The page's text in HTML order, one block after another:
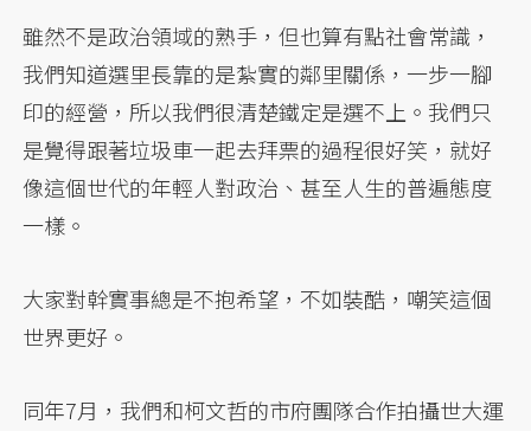
雖然不是政治領域的熟手，但也算有點社會常識，
我們知道選里長靠的是紮實的鄰里關係，一步一腳
印的經營，所以我們很清楚鐵定是選不上。我們只
是覺得跟著垃圾車一起去拜票的過程很好笑，就好
像這個世代的年輕人對政治、甚至人生的普遍態度
一樣。
大家對幹實事總是不抱希望，不如裝酷，嘲笑這個
世界更好。
同年7月，我們和柯文哲的市府團隊合作拍攝世大運